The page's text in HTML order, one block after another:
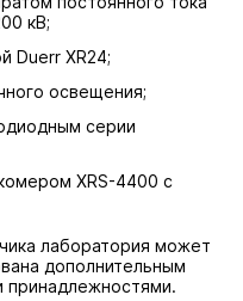
кВ;
Duerr XR24;
освещения;
серии
XRS-4400 с
лаборатория может
дополнительным
принадлежностями.